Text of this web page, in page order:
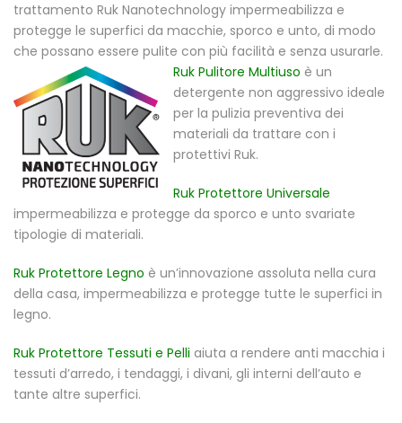
trattamento Ruk Nanotechnology impermeabilizza e
protegge le superfici da macchie, sporco e unto, di modo
che possano essere pulite con più facilità e senza usurarle.
Ruk Pulitore Multiuso è un
detergente non aggressivo ideale
per la pulizia preventiva dei
materiali da trattare con i
protettivi Ruk.
Ruk Protettore Universale
impermeabilizza e protegge da sporco e unto svariate
tipologie di materiali.
Ruk Protettore Legno è un’innovazione assoluta nella cura
della casa, impermeabilizza e protegge tutte le superfici in
legno.
Ruk Protettore Tessuti e Pelli aiuta a rendere anti macchia i
tessuti d’arredo, i tendaggi, i divani, gli interni dell’auto e
tante altre superfici.